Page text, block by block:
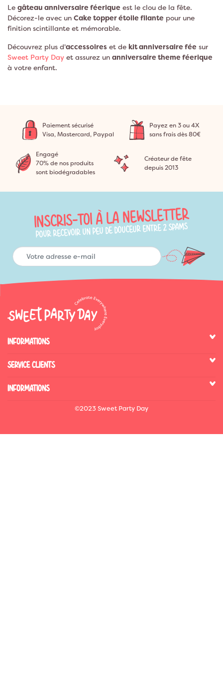
Le gâteau anniversaire féerique est le clou de la fête.
Décorez-le avec un Cake topper étoile filante pour une
finition scintillante et mémorable.
Découvrez plus d'accessoires et de kit anniversaire fée sur
Sweet Party Day et assurez un anniversaire theme féerique
à votre enfant.
Paiement sécurisé
Visa, Mastercard, Paypal
Payez en 3 ou 4X
sans frais dès 80€
Engagé
70% de nos produits
sont biodégradables
Créateur de fête
depuis 2013
INSCRIS-TOI À LA NEWSLETTER
POUR RECEVOIR UN PEU DE DOUCEUR ENTRE 2 SPAMS
INFORMATIONS
SERVICE CLIENTS
INFORMATIONS
©2023 Sweet Party Day